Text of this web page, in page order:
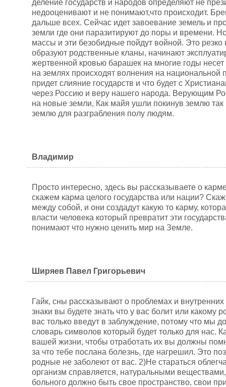
деление государств и народов определяют не
недооценивают и не понимают,что происходит.
дальше всех. Сейчас идет завоевание земель и
земли где они паразитируют до поры и времени. Но
массы и эти безобидные пойдут войной. Это резко
образуют родственные кланы, начинают
жертвенной кровью барашек на многие годы несет
на землях происходят волнения на национальной
придет слияние государств и что будет с
через Россию и веру нашего народа. Верующим
на новые земли, Как майя ушли покинув землю так
землю для разграбления полу людям.
Владимир
Просто интересно, здесь вы рассказываете о
скажем карма целого государства или нации?
между собой, и они создадут какую то карму,
власти человека который превратит эти
понимают что нужно ценить мир на Земле.
Ширяев Павел Григорьевич
Гайк, сны рассказывают о проблемах и
знаки вы будете знать что у вас болит или какому
вас только введут в заблуждение, потому что мы
словарь символов который будет только для нас.
вашей жизни, чтобы отработать их вы должны
за что тебе послана болезнь, где нагрешил. Это
родные не заболеют от вас. 2)Не стараться
организм справляется, натуральными
больного должно быть свое пространство, свои